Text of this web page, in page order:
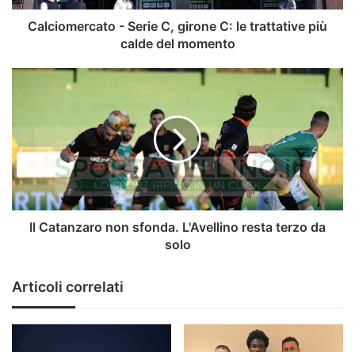
più
caldeCalciomercato - Serie C, girone C: le trattative più
calde del momento
L'Avellino
resta
terzo
da
solo
Il Catanzaro non sfonda. L'Avellino resta terzo da
solo
Articoli correlati